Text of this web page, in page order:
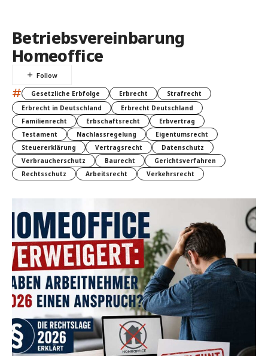
Betriebsvereinbarung
Homeoffice
# Gesetzliche Erbfolge Erbrecht
Strafrecht
Erbrecht in Deutschland
Erbrecht Deutschland
Familienrecht
Erbschaftsrecht
Erbvertrag
Testament
Nachlassregelung
Eigentumsrecht
Steuererklärung
Vertragsrecht
Datenschutz
Verbraucherschutz
Baurecht
Gerichtsverfahren
Rechtsschutz
Arbeitsrecht Verkehrsrecht